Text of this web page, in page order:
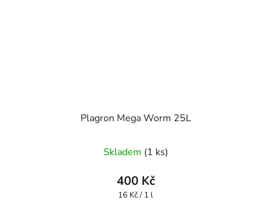
Plagron Mega Worm 25L
Skladem (1 ks)
400 Kč
Měrná
16 Kč / 1 l